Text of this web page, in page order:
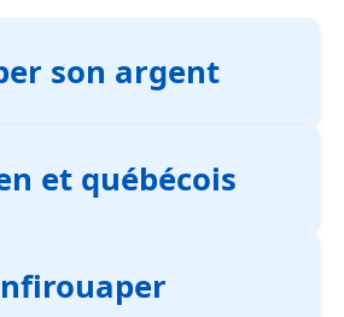
son argent
et québécois